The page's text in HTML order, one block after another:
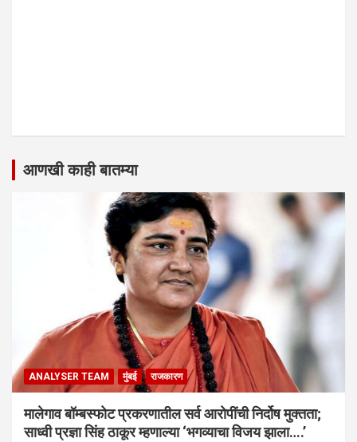
आणखी काही बातम्या
ANALYSER TEAM मुंबई राजकारण
मालेगाव बॉम्बस्फोट प्रकरणातील सर्व आरोपींची निर्दोष मुक्तता;
साध्वी प्रज्ञा सिंह ठाकूर म्हणाल्या ‘भगव्याचा विजय झाला….’